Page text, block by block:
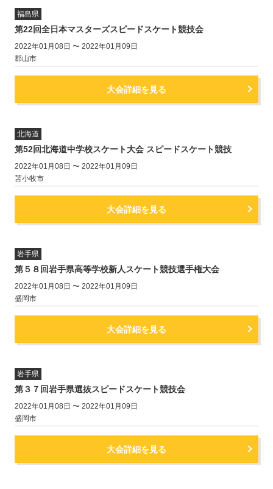
福島県
第22回全日本マスターズスピードスケート競技会
2022年01月08日 〜 2022年01月09日
郡山市
大会詳細を見る
北海道
第52回北海道中学校スケート大会 スピードスケート競技
2022年01月08日 〜 2022年01月09日
苫小牧市
大会詳細を見る
岩手県
第５８回岩手県高等学校新人スケート競技選手権大会
2022年01月08日 〜 2022年01月09日
盛岡市
大会詳細を見る
岩手県
第３７回岩手県選抜スピードスケート競技会
2022年01月08日 〜 2022年01月09日
盛岡市
大会詳細を見る